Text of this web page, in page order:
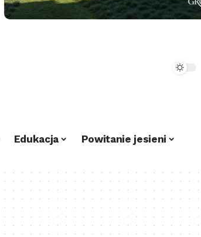
Edukacja Powitanie jesieni